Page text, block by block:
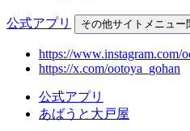
公式アプリ その他サイトメニュー
https://www.instagram.com/
https://x.com/ootoya_gohan
公式アプリ
あばうと大戸屋